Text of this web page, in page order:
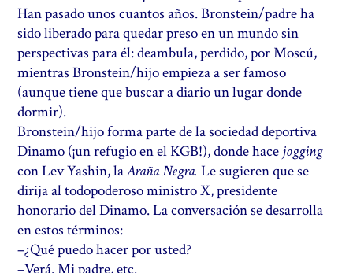
Han pasado unos cuantos años. Bronstein/padre ha
sido liberado para quedar preso en un mundo sin
perspectivas para él: deambula, perdido, por Moscú,
mientras Bronstein/hijo empieza a ser famoso
(aunque tiene que buscar a diario un lugar donde
dormir).
Bronstein/hijo forma parte de la sociedad deportiva
Dinamo (¡un refugio en el KGB!), donde hace jogging
con Lev Yashin, laAraña Negra.Le sugieren que se
dirija al todopoderoso ministro X, presidente
honorario del Dinamo. La conversación se desarrolla
en estos términos:
–¿Qué puedo hacer por usted?